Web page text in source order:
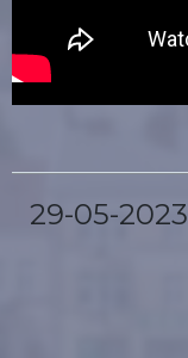
29-05-2023